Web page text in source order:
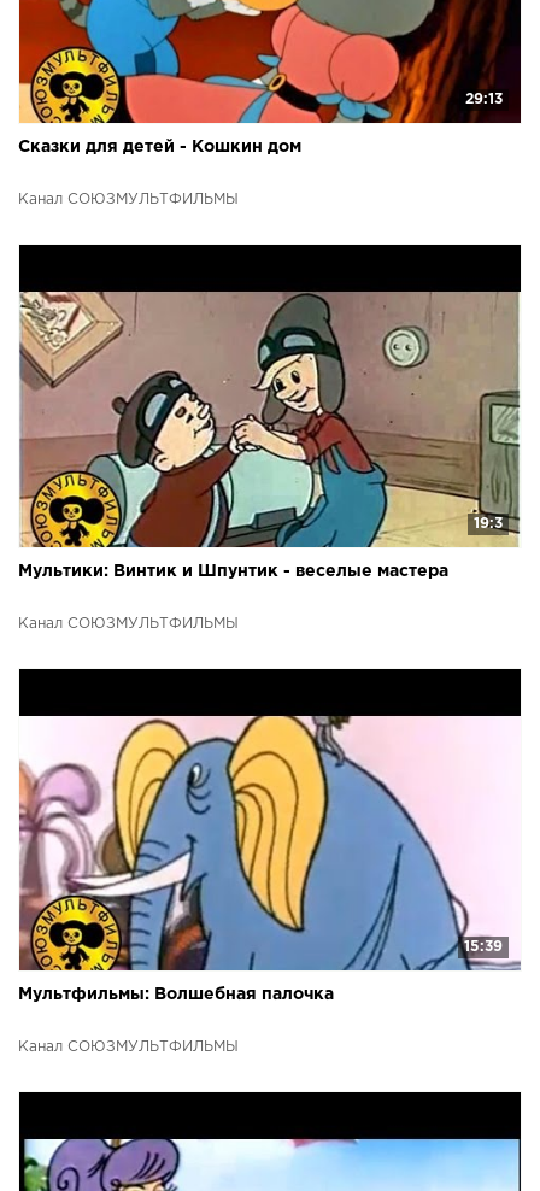
29:13
Сказки для детей - Кошкин дом
Канал СОЮЗМУЛЬТФИЛЬМЫ
19:3
Мультики: Винтик и Шпунтик - веселые мастера
Канал СОЮЗМУЛЬТФИЛЬМЫ
15:39
Мультфильмы: Волшебная палочка
Канал СОЮЗМУЛЬТФИЛЬМЫ